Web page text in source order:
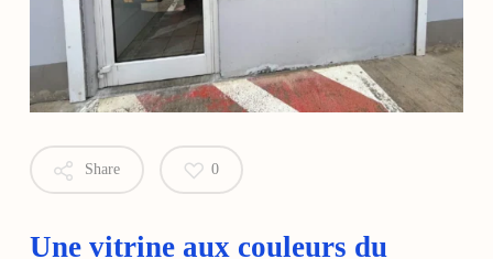
Share 0
Une vitrine aux couleurs du